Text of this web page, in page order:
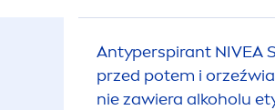
Antyperspirant NIVEA
przed potem i
nie zawiera alkoholu